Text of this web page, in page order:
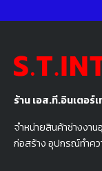
ร้าน เอส.ที.อินเตอร์
จำหน่ายสินค้าช่างงา
ก่อสร้าง อุปกรณ์ทำคว